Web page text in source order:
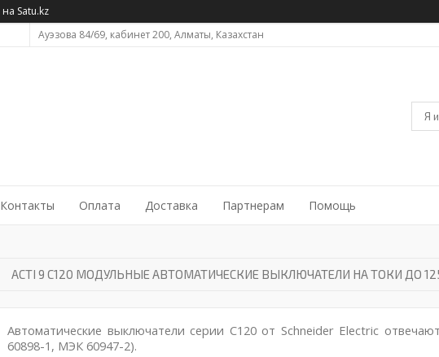
на Satu.kz
Ауэзова 84/69, кабинет 200, Алматы, Казахстан
Контакты Оплата Доставка Партнерам Помощь
ACTI 9 C120 МОДУЛЬНЫЕ АВТОМАТИЧЕСКИЕ ВЫКЛЮЧАТЕЛИ НА ТОКИ ДО
Автоматические выключатели серии С120 от Schneider Electric
60898-1, МЭК 60947-2).